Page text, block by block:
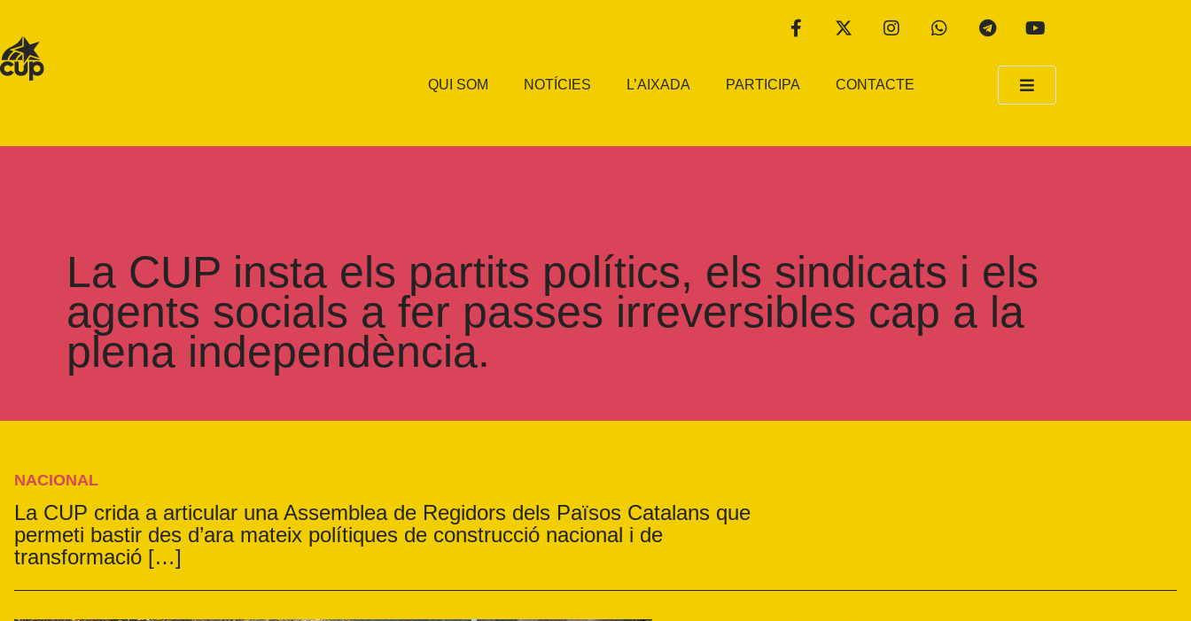
QUI SOM NOTÍCIES L’AIXADA PARTICIPA CONTACTE
La CUP insta els partits polítics, els sindicats i els
agents socials a fer passes irreversibles cap a la
plena independència.
NACIONAL
La CUP crida a articular una Assemblea de Regidors dels Països Catalans que
permeti bastir des d’ara mateix polítiques de construcció nacional i de
transformació […]